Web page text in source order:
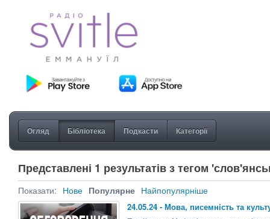
Огляд Бібліотека Подкасти Категорії
Представлені 1 результатів з тегом
Показати: Нове Популярне Найпопулярніше
24.05.24 - Мова, писемнiсть та